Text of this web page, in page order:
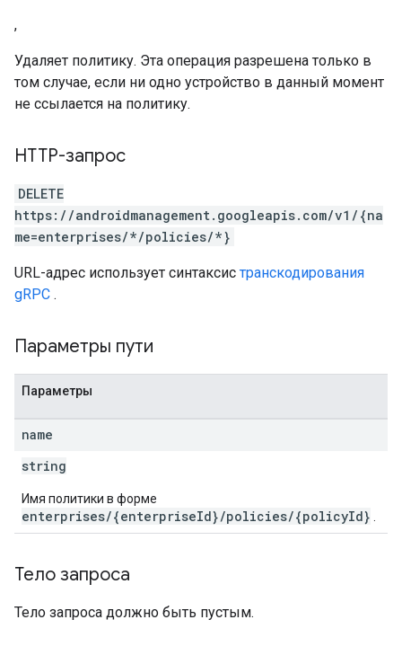
,
Удаляет политику. Эта операция разрешена только в
том случае, если ни одно устройство в данный момент
не ссылается на политику.
HTTP-запрос
DELETE
https://androidmanagement.googleapis.com/v1/{na
me=enterprises/*/policies/*}
URL-адрес использует синтаксис транскодирования
gRPC .
Параметры пути
Параметры
name
string
Имя политики в форме
enterprises/{enterpriseId}/policies/{policyId}
Тело запроса
Тело запроса должно быть пустым.